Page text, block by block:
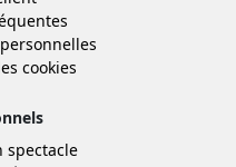
cookies
spectacle